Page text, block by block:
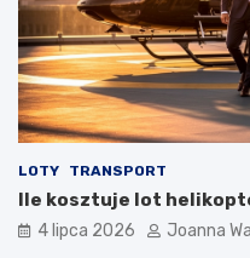
LOTY TRANSPORT
Ile kosztuje lot
4 lipca 2026 Joanna